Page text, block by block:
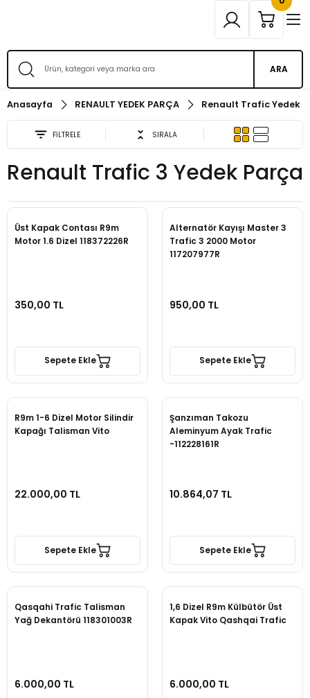
ARA
Anasayfa RENAULT YEDEK PARÇA Renault Trafic Yedek
FİLTRELE SIRALA
Renault Trafic 3 Yedek Parça
Üst Kapak Contası R9m
Motor 1.6 Dizel 118372226R
350,00 TL
Sepete Ekle
Alternatör Kayışı Master 3
Trafic 3 2000 Motor
117207977R
950,00 TL
Sepete Ekle
R9m 1-6 Dizel Motor Silindir
Kapağı Talisman Vito
22.000,00 TL
Sepete Ekle
Şanzıman Takozu
Aleminyum Ayak Trafic
-112228161R
10.864,07 TL
Sepete Ekle
Qasqahi Trafic Talisman
Yağ Dekantörü 118301003R
6.000,00 TL
1,6 Dizel R9m Külbütör Üst
Kapak Vito Qashqai Trafic
6.000,00 TL